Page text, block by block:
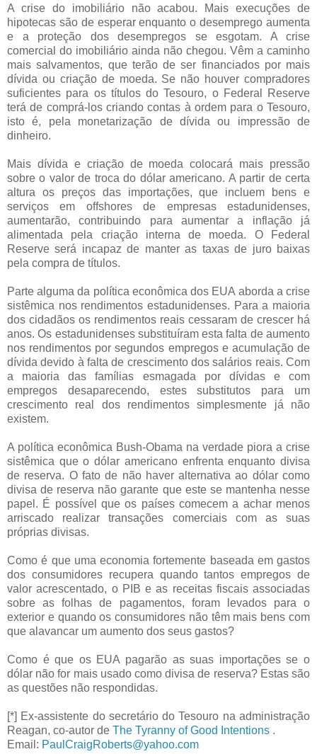
A crise do imobiliário não acabou. Mais execuções de
hipotecas são de esperar enquanto o desemprego aumenta
e a proteção dos desempregos se esgotam. A crise
comercial do imobiliário ainda não chegou. Vêm a caminho
mais salvamentos, que terão de ser financiados por mais
dívida ou criação de moeda. Se não houver compradores
suficientes para os títulos do Tesouro, o Federal Reserve
terá de comprá-los criando contas à ordem para o Tesouro,
isto é, pela monetarização de dívida ou impressão de
dinheiro.
.
Mais dívida e criação de moeda colocará mais pressão
sobre o valor de troca do dólar americano. A partir de certa
altura os preços das importações, que incluem bens e
serviços em offshores de empresas estadunidenses,
aumentarão, contribuindo para aumentar a inflação já
alimentada pela criação interna de moeda. O Federal
Reserve será incapaz de manter as taxas de juro baixas
pela compra de títulos.
.
Parte alguma da política econômica dos EUA aborda a crise
sistêmica nos rendimentos estadunidenses. Para a maioria
dos cidadãos os rendimentos reais cessaram de crescer há
anos. Os estadunidenses substituíram esta falta de aumento
nos rendimentos por segundos empregos e acumulação de
dívida devido à falta de crescimento dos salários reais. Com
a maioria das famílias esmagada por dívidas e com
empregos desaparecendo, estes substitutos para um
crescimento real dos rendimentos simplesmente já não
existem.
.
A política econômica Bush-Obama na verdade piora a crise
sistêmica que o dólar americano enfrenta enquanto divisa
de reserva. O fato de não haver alternativa ao dólar como
divisa de reserva não garante que este se mantenha nesse
papel. É possível que os países comecem a achar menos
arriscado realizar transações comerciais com as suas
próprias divisas.
.
Como é que uma economia fortemente baseada em gastos
dos consumidores recupera quando tantos empregos de
valor acrescentado, o PIB e as receitas fiscais associadas
sobre as folhas de pagamentos, foram levados para o
exterior e quando os consumidores não têm mais bens com
que alavancar um aumento dos seus gastos?
.
Como é que os EUA pagarão as suas importações se o
dólar não for mais usado como divisa de reserva? Estas são
as questões não respondidas.
.
[*] Ex-assistente do secretário do Tesouro na administração
Reagan, co-autor de The Tyranny of Good Intentions .
Email: PaulCraigRoberts@yahoo.com